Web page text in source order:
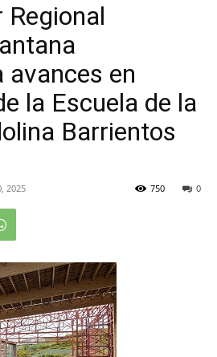
Regional
avances en
la Escuela de la
Barrientos
2025 0
750